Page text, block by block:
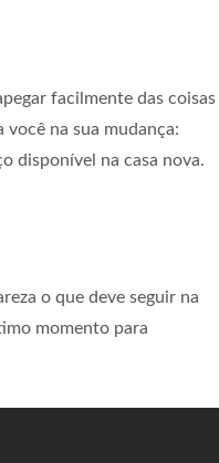
facilmente das coisas
você na sua mudança:
disponível na casa nova.
o que deve seguir na
momento para